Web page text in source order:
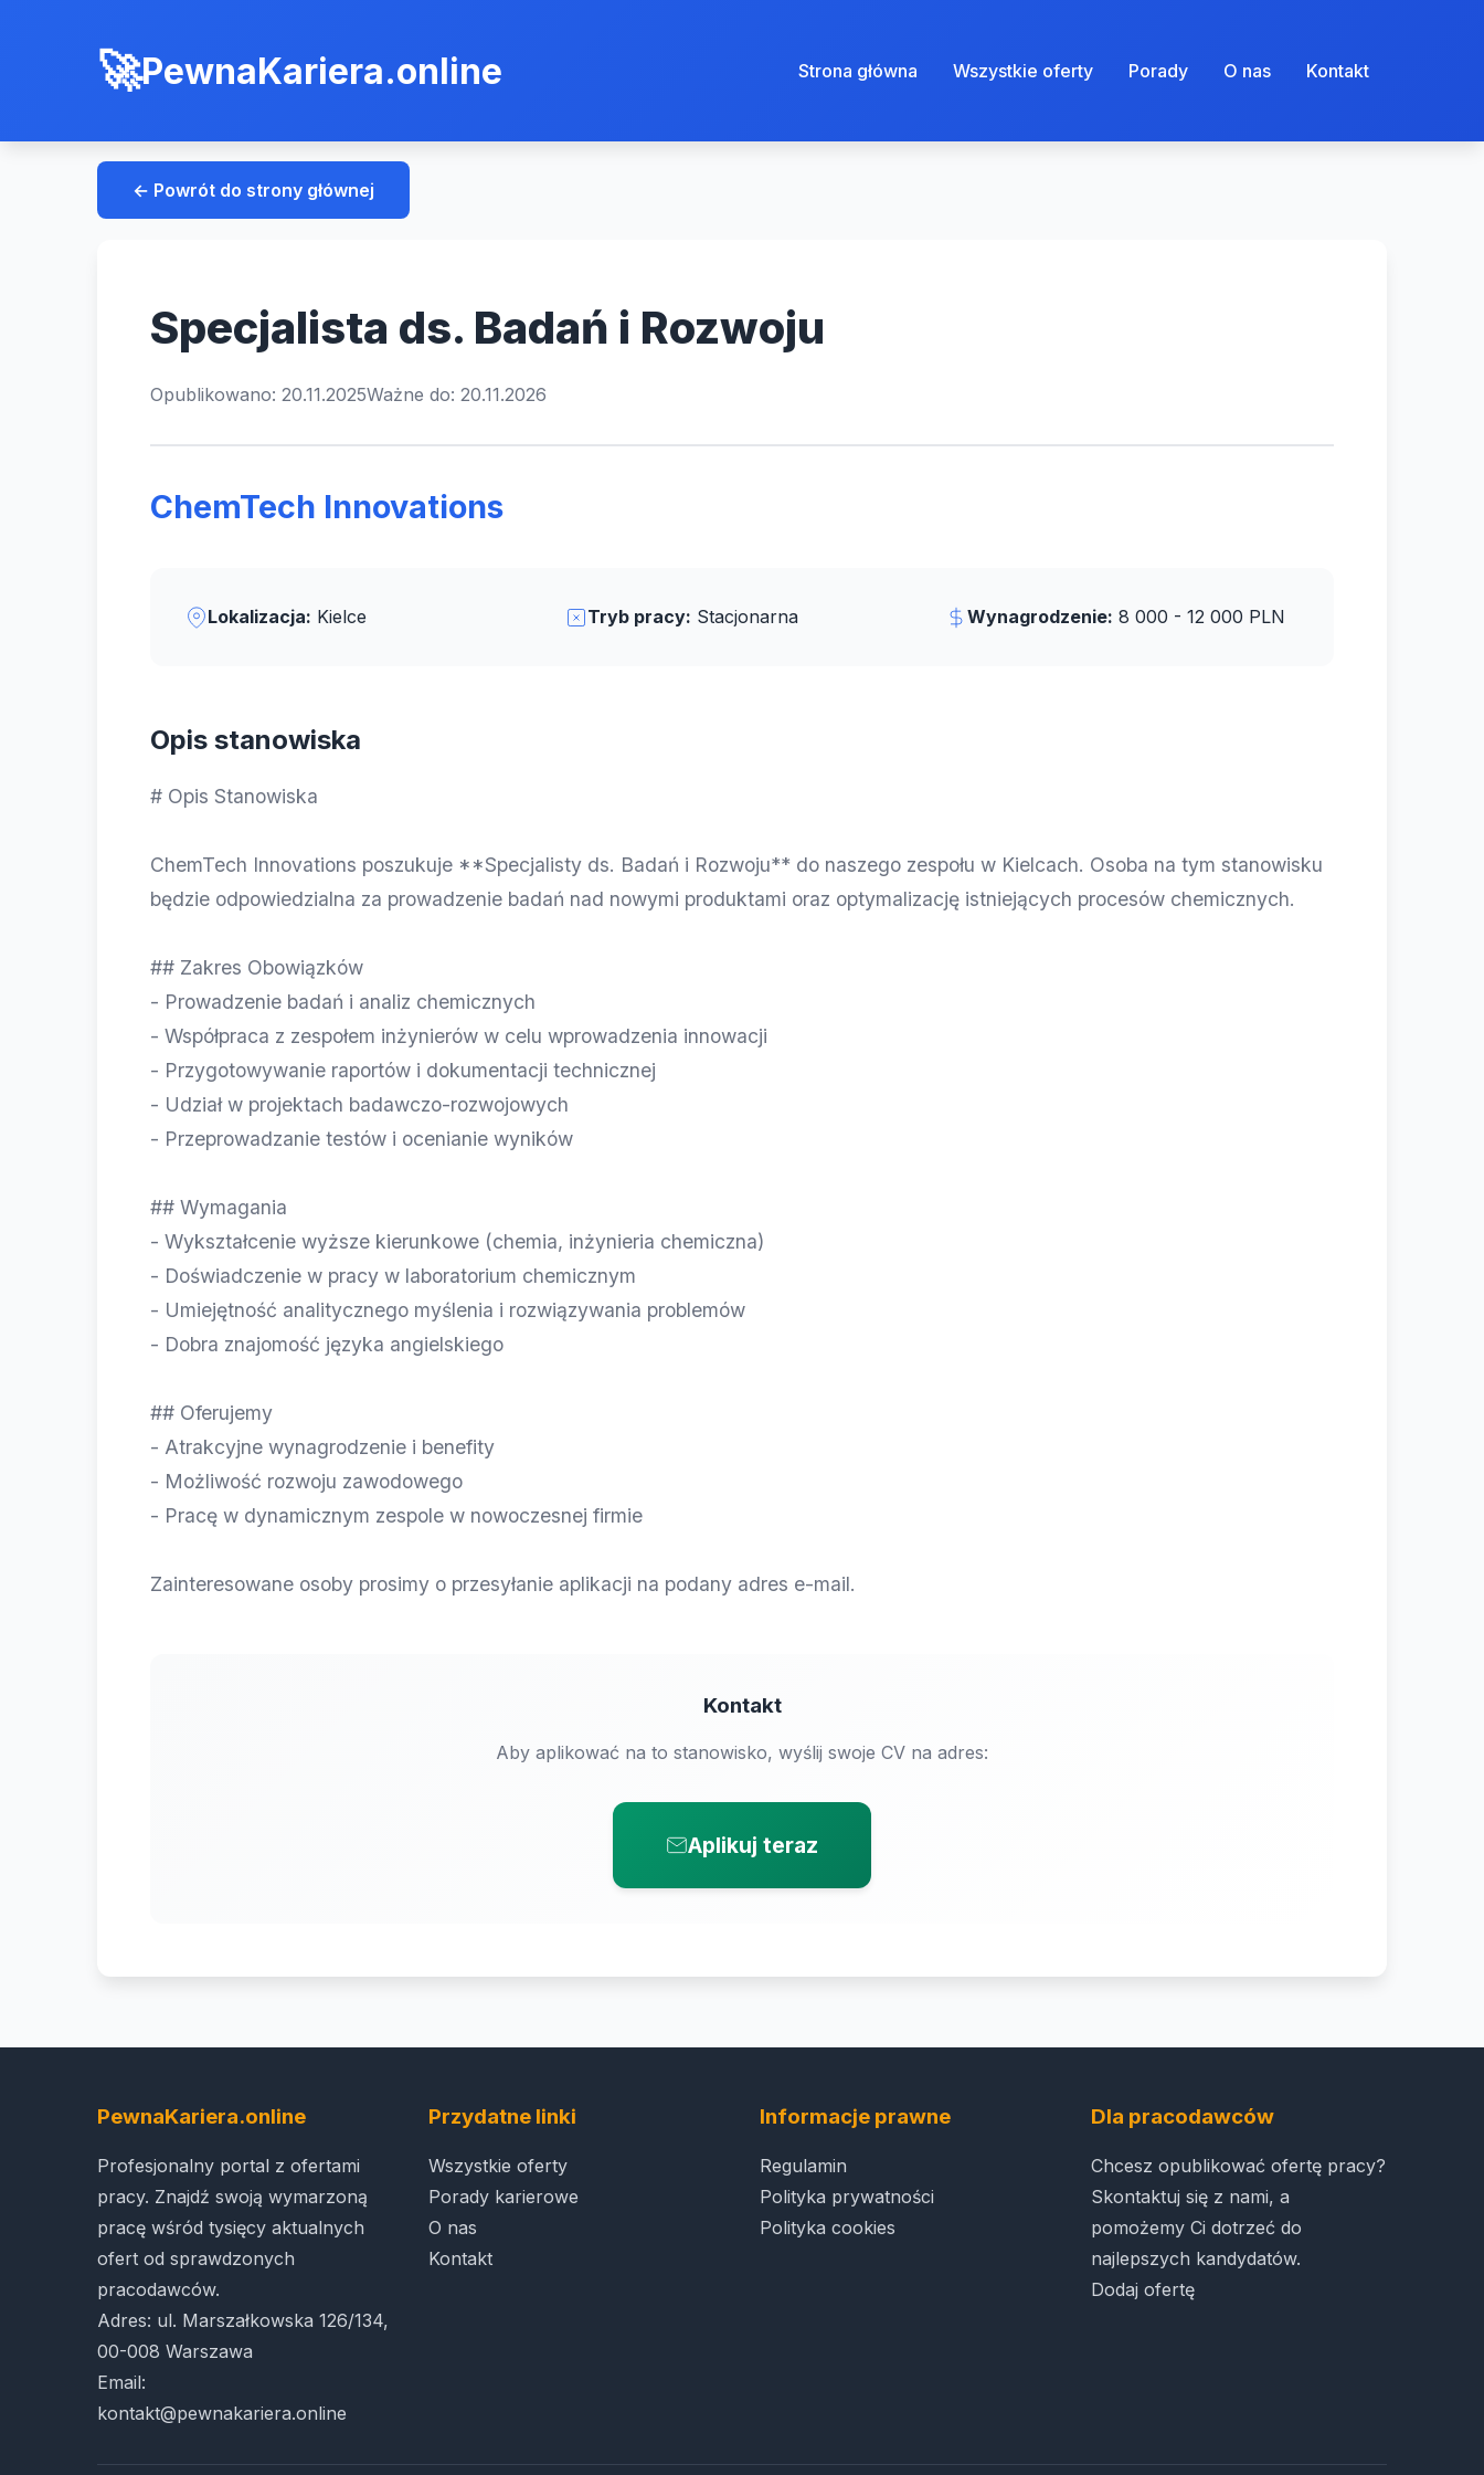
PewnaKariera.online Strona główna Wszystkie oferty Porady O nas Kontakt
← Powrót do strony głównej
Specjalista ds. Badań i Rozwoju
Opublikowano: 20.11.2025Ważne do: 20.11.2026
ChemTech Innovations
Lokalizacja: Kielce Tryb pracy: Stacjonarna Wynagrodzenie: 8 000 - 12 000 PLN
Opis stanowiska
# Opis Stanowiska
ChemTech Innovations poszukuje **Specjalisty ds. Badań i Rozwoju** do naszego zespołu w Kielcach. Osoba na tym stanowisku
będzie odpowiedzialna za prowadzenie badań nad nowymi produktami oraz optymalizację istniejących procesów chemicznych.
## Zakres Obowiązków
- Prowadzenie badań i analiz chemicznych
- Współpraca z zespołem inżynierów w celu wprowadzenia innowacji
- Przygotowywanie raportów i dokumentacji technicznej
- Udział w projektach badawczo-rozwojowych
- Przeprowadzanie testów i ocenianie wyników
## Wymagania
- Wykształcenie wyższe kierunkowe (chemia, inżynieria chemiczna)
- Doświadczenie w pracy w laboratorium chemicznym
- Umiejętność analitycznego myślenia i rozwiązywania problemów
- Dobra znajomość języka angielskiego
## Oferujemy
- Atrakcyjne wynagrodzenie i benefity
- Możliwość rozwoju zawodowego
- Pracę w dynamicznym zespole w nowoczesnej firmie
Zainteresowane osoby prosimy o przesyłanie aplikacji na podany adres e-mail.
Kontakt
Aby aplikować na to stanowisko, wyślij swoje CV na adres:
Aplikuj teraz
PewnaKariera.online
Profesjonalny portal z ofertami
pracy. Znajdź swoją wymarzoną
pracę wśród tysięcy aktualnych
ofert od sprawdzonych
pracodawców.
Adres: ul. Marszałkowska 126/134,
00-008 Warszawa
Email:
kontakt@pewnakariera.online
Przydatne linki
Wszystkie oferty
Porady karierowe
O nas
Kontakt
Informacje prawne
Regulamin
Polityka prywatności
Polityka cookies
Dla pracodawców
Chcesz opublikować ofertę pracy?
Skontaktuj się z nami, a
pomożemy Ci dotrzeć do
najlepszych kandydatów.
Dodaj ofertę